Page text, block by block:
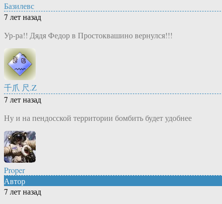
Базилевс
7 лет назад
Ур-ра!! Дядя Федор в Простоквашино вернулся!!!
千爪 尺.Z
7 лет назад
Ну и на пендосской территории бомбить будет удобнее
Proper
Автор
7 лет назад